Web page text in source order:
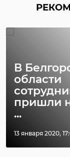
В
области
пришли
...
13 января 2020,